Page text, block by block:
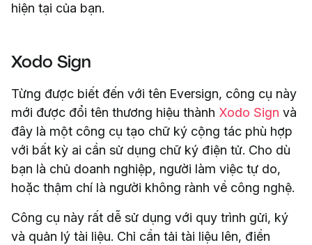
hiện tại của bạn.
Xodo Sign
Từng được biết đến với tên Eversign, công cụ này
mới được đổi tên thương hiệu thành Xodo Sign và
đây là một công cụ tạo chữ ký cộng tác phù hợp
với bất kỳ ai cần sử dụng chữ ký điện tử. Cho dù
bạn là chủ doanh nghiệp, người làm việc tự do,
hoặc thậm chí là người không rành về công nghệ.
Công cụ này rất dễ sử dụng với quy trình gửi, ký
và quản lý tài liệu. Chỉ cần tải tài liệu lên, điền